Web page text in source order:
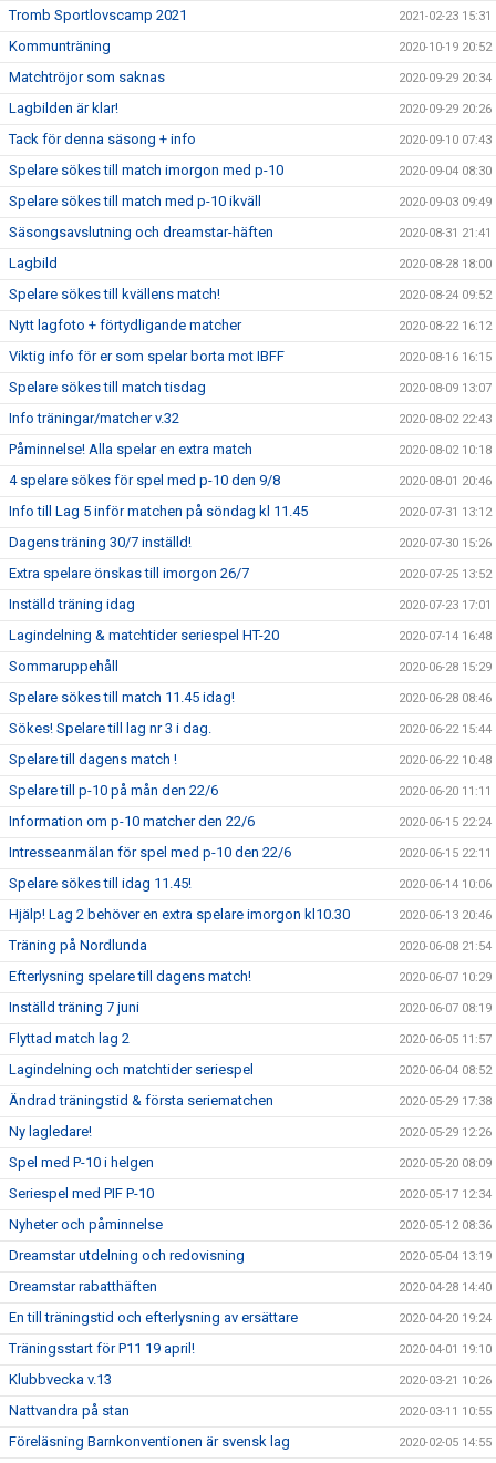
Tromb Sportlovscamp 2021 2021-02-23 15:31
Kommunträning 2020-10-19 20:52
Matchtröjor som saknas 2020-09-29 20:34
Lagbilden är klar! 2020-09-29 20:26
Tack för denna säsong + info 2020-09-10 07:43
Spelare sökes till match imorgon med p-10 2020-09-04 08:30
Spelare sökes till match med p-10 ikväll 2020-09-03 09:49
Säsongsavslutning och dreamstar-häften 2020-08-31 21:41
Lagbild 2020-08-28 18:00
Spelare sökes till kvällens match! 2020-08-24 09:52
Nytt lagfoto + förtydligande matcher 2020-08-22 16:12
Viktig info för er som spelar borta mot IBFF 2020-08-16 16:15
Spelare sökes till match tisdag 2020-08-09 13:07
Info träningar/matcher v.32 2020-08-02 22:43
Påminnelse! Alla spelar en extra match 2020-08-02 10:18
4 spelare sökes för spel med p-10 den 9/8 2020-08-01 20:46
Info till Lag 5 inför matchen på söndag kl 11.45 2020-07-31 13:12
Dagens träning 30/7 inställd! 2020-07-30 15:26
Extra spelare önskas till imorgon 26/7 2020-07-25 13:52
Inställd träning idag 2020-07-23 17:01
Lagindelning & matchtider seriespel HT-20 2020-07-14 16:48
Sommaruppehåll 2020-06-28 15:29
Spelare sökes till match 11.45 idag! 2020-06-28 08:46
Sökes! Spelare till lag nr 3 i dag. 2020-06-22 15:44
Spelare till dagens match ! 2020-06-22 10:48
Spelare till p-10 på mån den 22/6 2020-06-20 11:11
Information om p-10 matcher den 22/6 2020-06-15 22:24
Intresseanmälan för spel med p-10 den 22/6 2020-06-15 22:11
Spelare sökes till idag 11.45! 2020-06-14 10:06
Hjälp! Lag 2 behöver en extra spelare imorgon kl10.30 2020-06-13 20:46
Träning på Nordlunda 2020-06-08 21:54
Efterlysning spelare till dagens match! 2020-06-07 10:29
Inställd träning 7 juni 2020-06-07 08:19
Flyttad match lag 2 2020-06-05 11:57
Lagindelning och matchtider seriespel 2020-06-04 08:52
Ändrad träningstid & första seriematchen 2020-05-29 17:38
Ny lagledare! 2020-05-29 12:26
Spel med P-10 i helgen 2020-05-20 08:09
Seriespel med PIF P-10 2020-05-17 12:34
Nyheter och påminnelse 2020-05-12 08:36
Dreamstar utdelning och redovisning 2020-05-04 13:19
Dreamstar rabatthäften 2020-04-28 14:40
En till träningstid och efterlysning av ersättare 2020-04-20 19:24
Träningsstart för P11 19 april! 2020-04-01 19:10
Klubbvecka v.13 2020-03-21 10:26
Nattvandra på stan 2020-03-11 10:55
Föreläsning Barnkonventionen är svensk lag 2020-02-05 14:55